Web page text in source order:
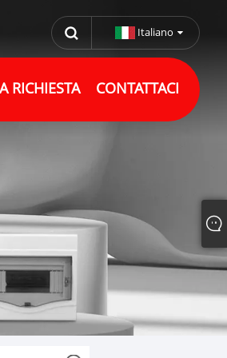
Italiano
RICHIESTA CONTATTACI